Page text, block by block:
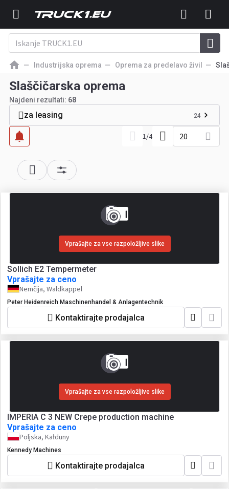
Industrijska oprema Oprema za predelavo živil
Slaščičarska oprema
Najdeni rezultati: 68
za leasing 24
1/4 20
Vprašajte za vse razpoložljive slike
Sollich E2 Tempermeter
Vprašajte za ceno
Nemčija, Waldkappel
Peter Heidenreich Maschinenhandel & Anlagentechnik
Kontaktirajte prodajalca
Vprašajte za vse razpoložljive slike
IMPERIA C 3 NEW Crepe production machine
Vprašajte za ceno
Poljska, Kałduny
Kennedy Machines
Kontaktirajte prodajalca